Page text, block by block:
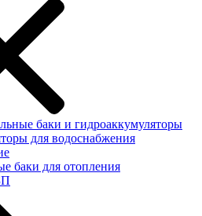
баки и гидроаккумуляторы
для водоснабжения
баки для отопления